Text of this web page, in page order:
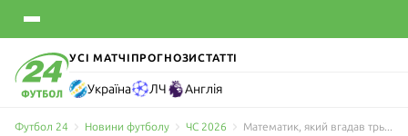
УСІ МАТЧІ ПРОГНОЗИСТАТТІ
Україна ЛЧ Англія
Футбол 24 Новини футболу ЧС 2026